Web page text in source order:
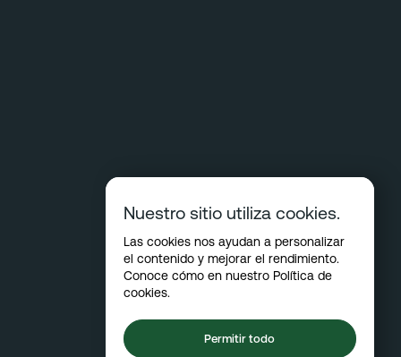
Nuestro sitio utiliza cookies.
Las cookies nos ayudan a personalizar
el contenido y mejorar el rendimiento.
Conoce cómo en nuestro Política de
cookies.
Permitir todo